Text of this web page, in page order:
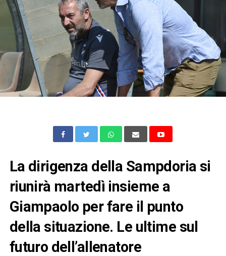
La dirigenza della Sampdoria si
riunirà martedì insieme a
Giampaolo per fare il punto
della situazione. Le ultime sul
futuro dell’allenatore